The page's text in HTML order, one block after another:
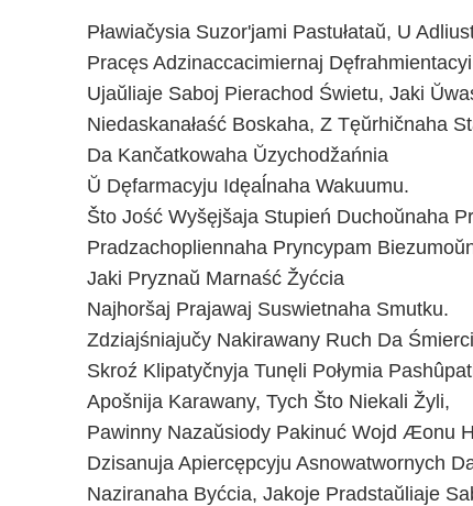
Pławiačysia Suzor'jami Pastułataŭ, U
Pracęs Adzinaccacimiernaj
Ujaŭliaje Saboj Pierachod Świetu, Jaki
Niedaskanałaść Boskaha, Z Tęŭrhičnaha
Da Kančatkowaha Ŭzychodžańnia
Ŭ Dęfarmacyju Idęaĺnaha Wakuumu.
Što Jość Wyšęjšaja Stupień Duchoŭnaha
Pradzachopliennaha Pryncypam
Jaki Pryznaŭ Marnaść Žyćcia
Najhoršaj Prajawaj Suswietnaha Smutku.
Zdziajśniajučy Nakirawany Ruch Da
Skroź Klipatyčnyja Tunęli Połymia
Apošnija Karawany, Tych Što Niekali Žyli,
Pawinny Nazaŭsiody Pakinuć Wojd Æonu
Dzisanuja Apiercępcyju Asnowatwornych
Naziranaha Byćcia, Jakoje Pradstaŭliaje